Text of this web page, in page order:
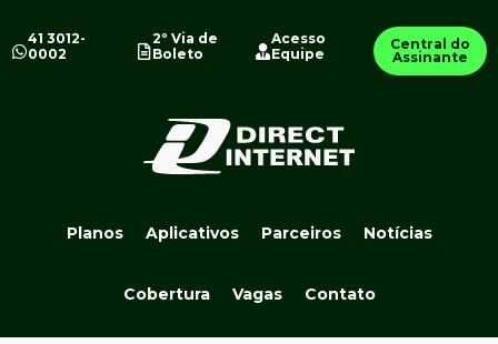
41 3012-
0002
2º Via de
Boleto
Acesso
Equipe
Central do
Assinante
Planos Aplicativos Parceiros Notícias
Cobertura Vagas Contato